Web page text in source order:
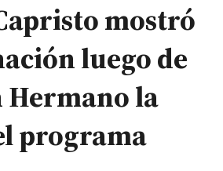
mostró
luego de
Hermano la
programa